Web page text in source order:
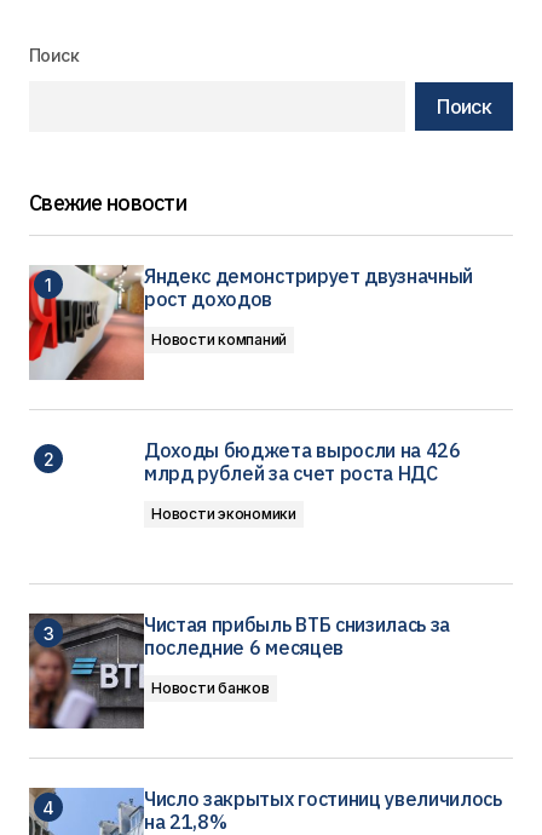
Поиск
Поиск
Свежие новости
Яндекс демонстрирует двузначный
рост доходов
Новости компаний
Доходы бюджета выросли на 426
млрд рублей за счет роста НДС
Новости экономики
Чистая прибыль ВТБ снизилась за
последние 6 месяцев
Новости банков
Число закрытых гостиниц увеличилось
на 21,8%